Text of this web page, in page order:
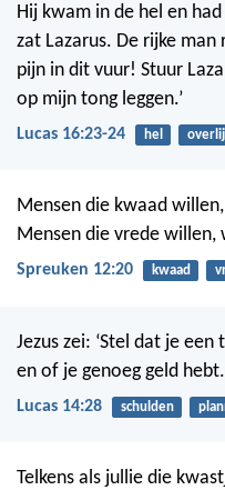
Hij kwam in de hel en
zat Lazarus. De rijke man
pijn in dit vuur! Stuur
op mijn tong leggen.’
Lucas 16:23-24 hel
Mensen die kwaad
Mensen die vrede willen,
Spreuken 12:20 kwaad
Jezus zei: ‘Stel dat je
en of je genoeg geld
Lucas 14:28 schulden
Telkens als jullie die